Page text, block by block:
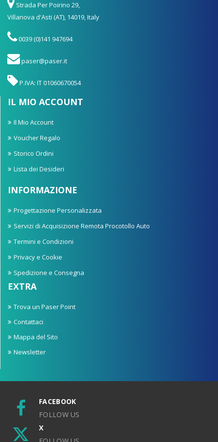
Strada Per Poirino 29,
Villanova d'Asti (AT), 14019, Italy
0039 (0)141 947694
paser@paser.it
P.IVA: IT 01060670054
IL MIO ACCOUNT
Il Mio Account
Voucher Regalo
Storico Ordini
Lista dei Desideri
INFORMAZIONE
Progettazione Personalizzata
Servizi di Acquisizione Remota Procotollo Auto
Termini e Condizioni
Privacy e Cookie
Spedizione e Consegna
EXTRA
Trova un Paser Point
Contattaci
Mappa del Sito
Newsletter
FACEBOOK
FOLLOW US
X